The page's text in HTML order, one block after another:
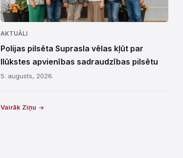
AKTUĀLI
Polijas pilsēta Suprasla vēlas kļūt par
Ilūkstes apvienības sadraudzības pilsētu
5. augusts, 2026.
Vairāk Ziņu